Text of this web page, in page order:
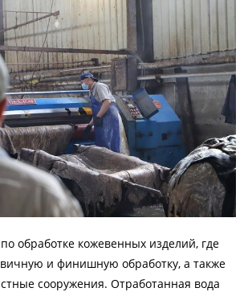
обработке кожевенных изделий, где
и финишную обработку, а также
сооружения. Отработанная вода